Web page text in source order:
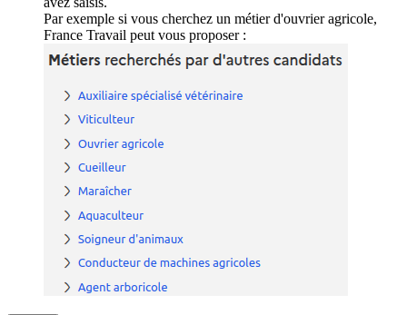
Par exemple si vous cherchez un métier d'ouvrier agricole,
France Travail peut vous proposer :